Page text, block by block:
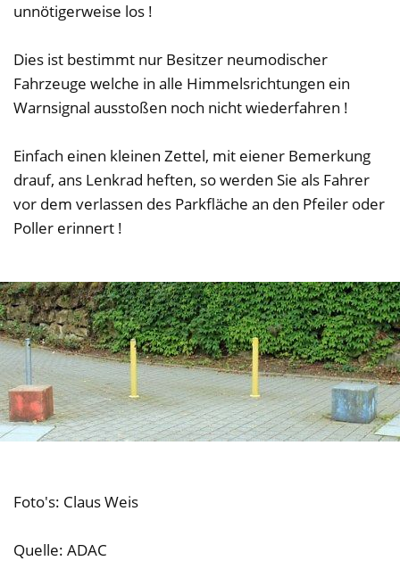
unnötigerweise los !
Dies ist bestimmt nur Besitzer neumodischer
Fahrzeuge welche in alle Himmelsrichtungen ein
Warnsignal ausstoßen noch nicht wiederfahren !
Einfach einen kleinen Zettel, mit eiener Bemerkung
drauf, ans Lenkrad heften, so werden Sie als Fahrer
vor dem verlassen des Parkfläche an den Pfeiler oder
Poller erinnert !
Foto's: Claus Weis
Quelle: ADAC